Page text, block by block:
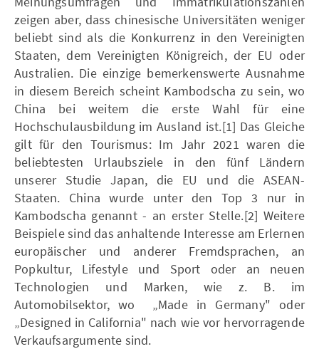
zeigen aber, dass chinesische Universitäten weniger
beliebt sind als die Konkurrenz in den Vereinigten
Staaten, dem Vereinigten Königreich, der EU oder
Australien. Die einzige bemerkenswerte Ausnahme
in diesem Bereich scheint Kambodscha zu sein, wo
China bei weitem die erste Wahl für eine
Hochschulausbildung im Ausland ist.[1] Das Gleiche
gilt für den Tourismus: Im Jahr 2021 waren die
beliebtesten Urlaubsziele in den fünf Ländern
unserer Studie Japan, die EU und die ASEAN-
Staaten. China wurde unter den Top 3 nur in
Kambodscha genannt - an erster Stelle.[2] Weitere
Beispiele sind das anhaltende Interesse am Erlernen
europäischer und anderer Fremdsprachen, an
Popkultur, Lifestyle und Sport oder an neuen
Technologien und Marken, wie z. B. im
Automobilsektor, wo „Made in Germany" oder
„Designed in California" nach wie vor hervorragende
Verkaufsargumente sind.